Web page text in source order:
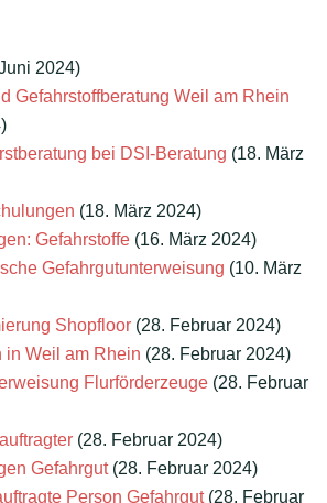
2024)
Gefahrstoffberatung Weil am Rhein
bei DSI-Beratung (18. März
(18. März 2024)
Gefahrstoffe (16. März 2024)
Gefahrgutunterweisung (10. März
Shopfloor (28. Februar 2024)
in Weil am Rhein (28. Februar 2024)
Flurförderzeuge (28. Februar
(28. Februar 2024)
Gefahrgut (28. Februar 2024)
Person Gefahrgut (28. Februar